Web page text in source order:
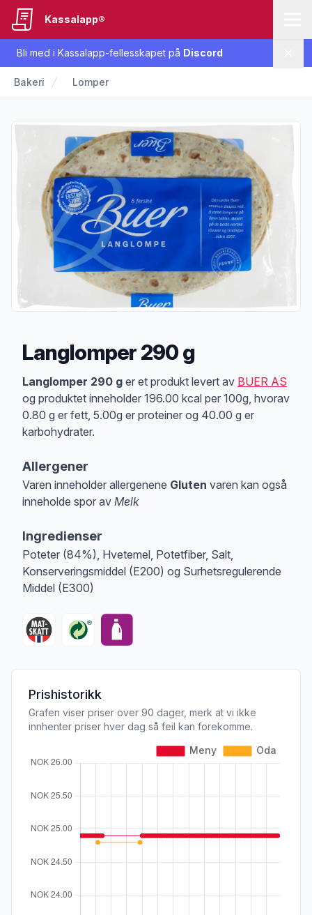
Bli med i Kassalapp-fellesskapet på Discord
Kassalapp®
Bakeri Lomper
Langlomper 290 g
Produktbeskrivelse
Langlomper 290 g er et produkt levert av BUER AS
og produktet inneholder 196.00 kcal per 100g, hvorav
0.80 g er fett, 5.00g er proteiner og 40.00 g er
karbohydrater.
Allergener
Varen inneholder allergenene Gluten varen kan også
inneholde spor av Melk
Ingredienser
Poteter (84%), Hvetemel, Potetfiber, Salt,
Konserveringsmiddel (E200) og Surhetsregulerende
Middel (E300)
Prishistorikk
Grafen viser priser over 90 dager, merk at vi ikke
innhenter priser hver dag så feil kan forekomme.